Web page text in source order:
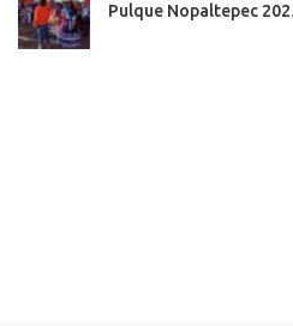
Pulque Nopaltepec